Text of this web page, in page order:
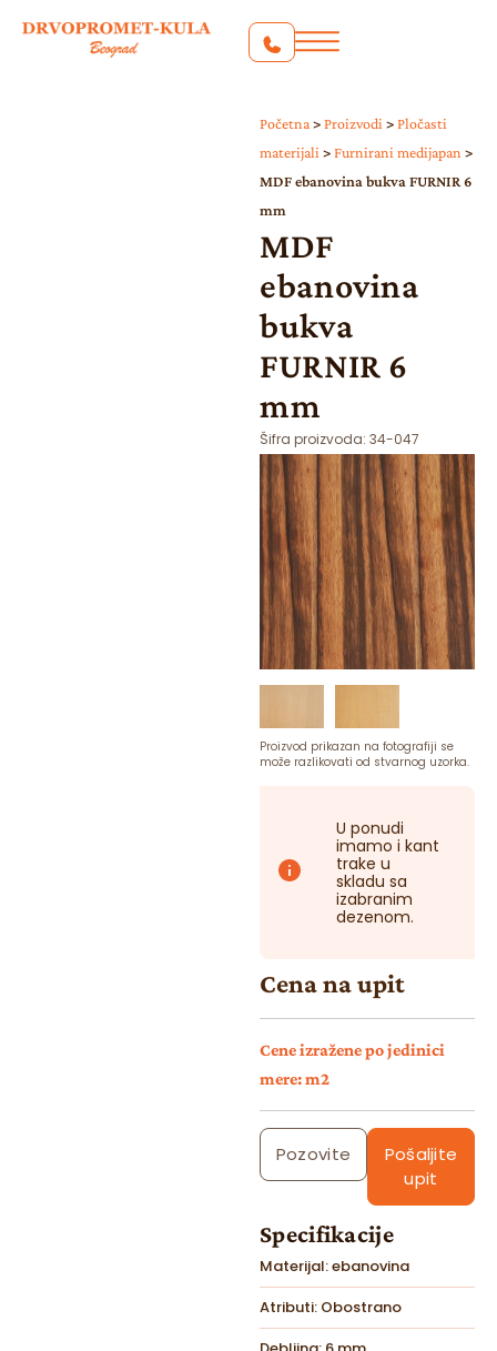
Početna > Proizvodi > Pločasti
materijali > Furnirani medijapan >
MDF ebanovina bukva FURNIR 6
mm
MDF
ebanovina
bukva
FURNIR 6
mm
Šifra proizvoda: 34-047
Proizvod prikazan na fotografiji se
može razlikovati od stvarnog uzorka.
U ponudi
imamo i kant
trake u
skladu sa
izabranim
dezenom.
Cena na upit
Cene izražene po jedinici
mere: m2
Pozovite
Pošaljite
upit
Specifikacije
Materijal: ebanovina
Atributi: Obostrano